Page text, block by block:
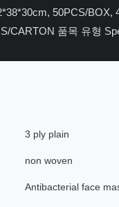
50PCS/BOX,
CARTON 품목 유형
3 ply plain
non woven
Antibacterial face